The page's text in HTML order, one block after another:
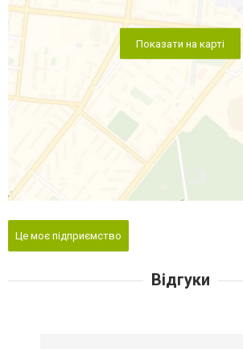
Показати на карті
Це моє підприємство
Відгуки